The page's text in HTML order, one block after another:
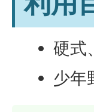
硬式
少年